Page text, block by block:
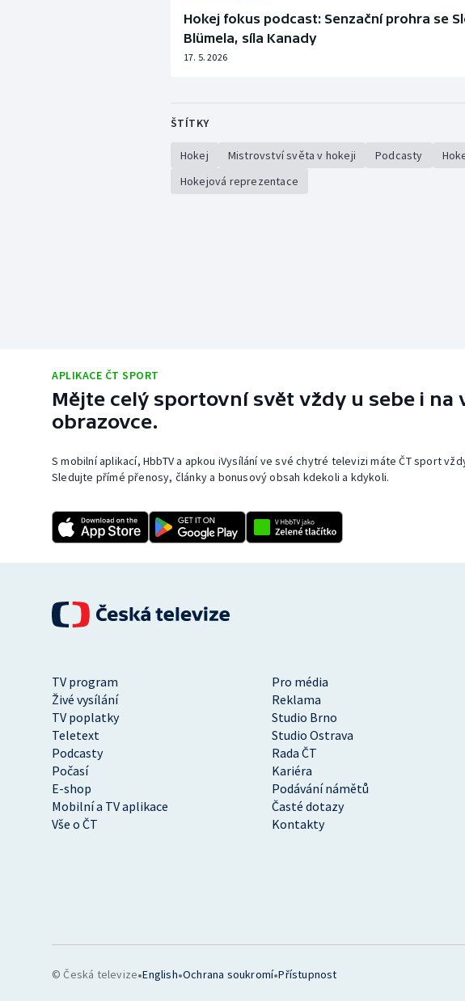
Hokej fokus podcast: Senzační prohra se
Blümela, síla Kanady
17. 5. 2026
ŠTÍTKY
Hokej Mistrovství světa v hokeji Podcasty
Hokejová reprezentace
APLIKACE ČT SPORT
Mějte celý sportovní svět vždy u sebe i na
obrazovce.
S mobilní aplikací, HbbTV a apkou iVysílání ve své chytré televizi máte ČT sport
Sledujte přímé přenosy, články a bonusový obsah kdekoli a kdykoli.
TV program
Pro média
Živé vysílání
Reklama
TV poplatky
Studio Brno
Teletext
Studio Ostrava
Podcasty
Rada ČT
Počasí
Kariéra
E-shop
Podávání námětů
Mobilní a TV aplikace
Časté dotazy
Vše o ČT
Kontakty
© Česká televize•English•Ochrana soukromí•Přístupnost